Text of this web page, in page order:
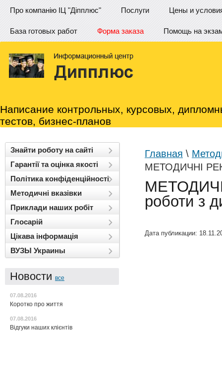
Про компанію ІЦ "Діпплюс" Послуги Цены и
База готовых работ Форма заказа Помощь на
Написание контрольных, курсовых,
тестов, бизнес-планов
Знайти роботу на сайті
Гарантії та оцінка якості
Політика конфіденційності
Методичні вказівки
Приклади наших робіт
Глосарій
Цікава інформація
ВУЗЫ Украины
Новости все
07.08.2016
Коротко про життя
07.08.2016
Відгуки наших клієнтів
Главная \
МЕТОДИЧНІ
роботи з
Дата публикации: